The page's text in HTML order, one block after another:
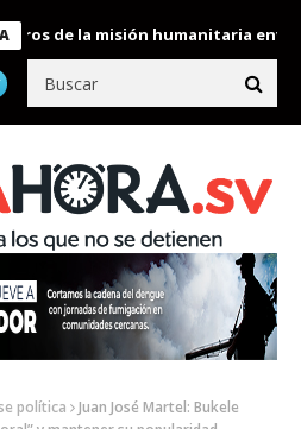
de la misión humanitaria enviada a
política
Juan José Martel: Bukele